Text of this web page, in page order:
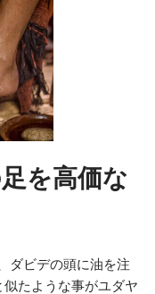
を高価な
ダビデの頭に油を注
たような事がユダヤ